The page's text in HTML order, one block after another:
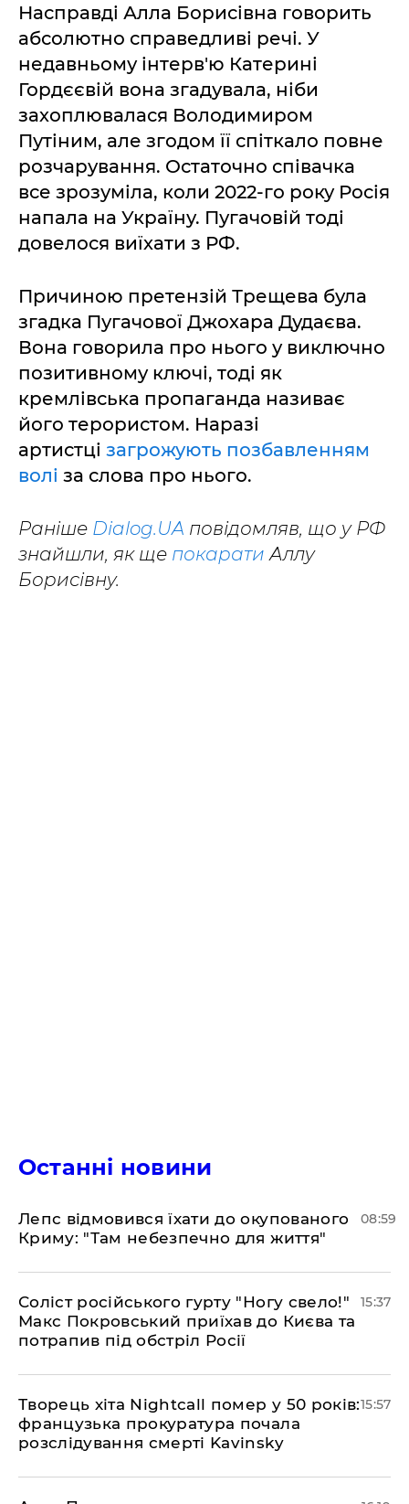
Насправді Алла Борисівна говорить
абсолютно справедливі речі. У
недавньому інтерв'ю Катерині
Гордєєвій вона згадувала, ніби
захоплювалася Володимиром
Путіним, але згодом її спіткало повне
розчарування. Остаточно співачка
все зрозуміла, коли 2022-го року Росія
напала на Україну. Пугачовій тоді
довелося виїхати з РФ.
Причиною претензій Трещева була
згадка Пугачової Джохара Дудаєва.
Вона говорила про нього у виключно
позитивному ключі, тоді як
кремлівська пропаганда називає
його терористом. Наразі
артистці загрожують позбавленням
волі за слова про нього.
Раніше Dialog.UA повідомляв, що у РФ
знайшли, як ще покарати Аллу
Борисівну.
Останні новини
Лепс відмовився їхати до окупованого
Криму: "Там небезпечно для життя"
08:59
Соліст російського гурту "Ногу свело!"
Макс Покровський приїхав до Києва та
потрапив під обстріл Росії
15:37
Творець хіта Nightcall помер у 50 років:
французька прокуратура почала
розслідування смерті Kavinsky
15:57